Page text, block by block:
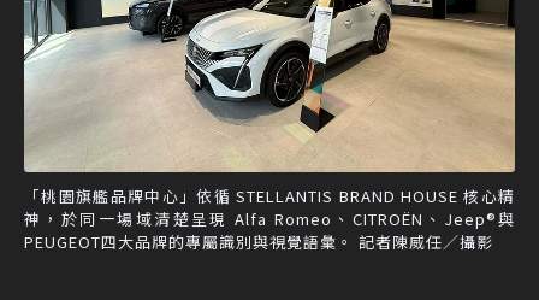
「桃園旗艦品牌中心」依循 STELLANTIS BRAND HOUSE 核心精
神，於同一場域清楚呈現 Alfa Romeo、CITROËN、Jeep®與
PEUGEOT四大品牌的專屬識別與視覺語彙。 記者陳威任／攝影